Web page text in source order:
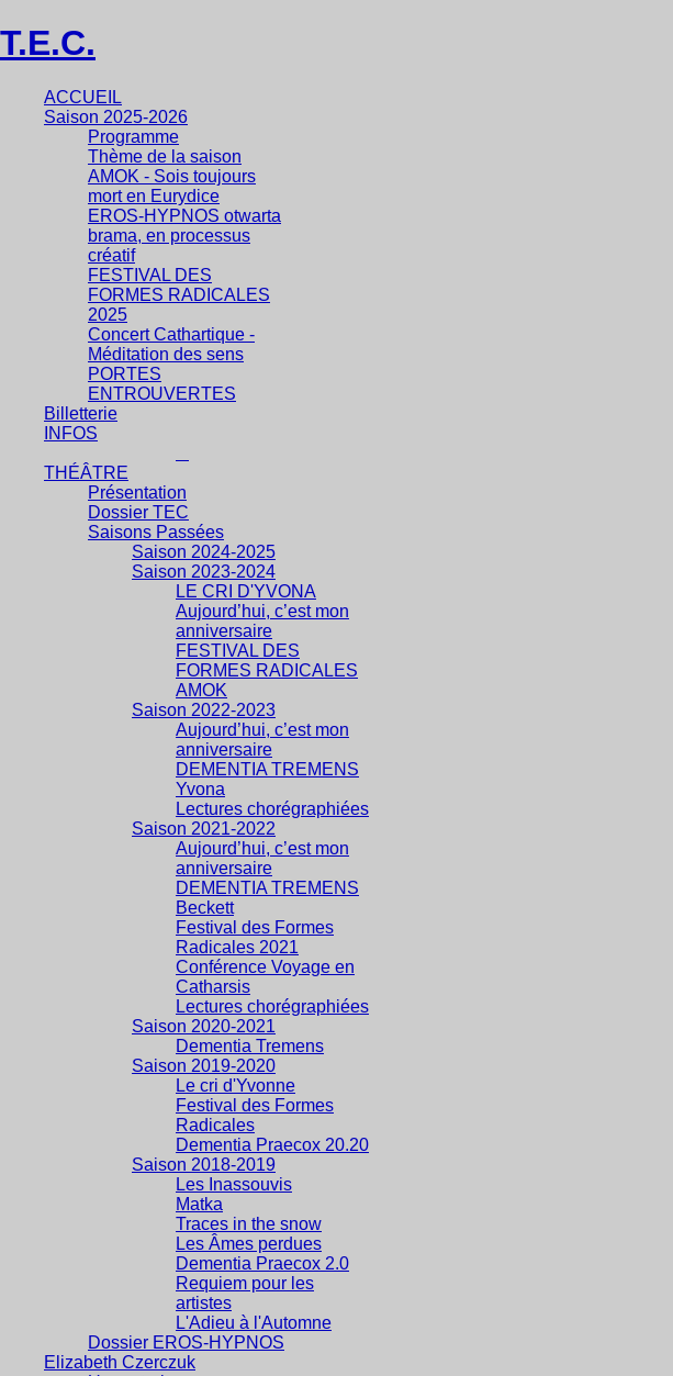
T.E.C.
ACCUEIL
Saison 2025-2026
Programme
Thème de la saison
AMOK - Sois toujours
mort en Eurydice
EROS-HYPNOS otwarta
brama, en processus
créatif
FESTIVAL DES
FORMES RADICALES
2025
Concert Cathartique -
Méditation des sens
PORTES
ENTROUVERTES
Billetterie
INFOS
THÉÂTRE
Présentation
Dossier TEC
Saisons Passées
Saison 2024-2025
Saison 2023-2024
LE CRI D'YVONA
Aujourd’hui, c’est mon
anniversaire
FESTIVAL DES
FORMES RADICALES
AMOK
Saison 2022-2023
Aujourd’hui, c’est mon
anniversaire
DEMENTIA TREMENS
Yvona
Lectures chorégraphiées
Saison 2021-2022
Aujourd’hui, c’est mon
anniversaire
DEMENTIA TREMENS
Beckett
Festival des Formes
Radicales 2021
Conférence Voyage en
Catharsis
Lectures chorégraphiées
Saison 2020-2021
Dementia Tremens
Saison 2019-2020
Le cri d'Yvonne
Festival des Formes
Radicales
Dementia Praecox 20.20
Saison 2018-2019
Les Inassouvis
Matka
Traces in the snow
Les Âmes perdues
Dementia Praecox 2.0
Requiem pour les
artistes
L'Adieu à l'Automne
Dossier EROS-HYPNOS
Elizabeth Czerczuk